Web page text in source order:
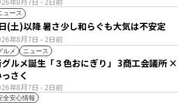
ュース
年8月7日 - 2日前
8日(土)以降 暑さ少し和らぐも大気は不安定
ルメ ニュース
年8月7日 - 2日前
ルメ誕生「３色おにぎり」 3商工会議所 ×
さく
全安心情報